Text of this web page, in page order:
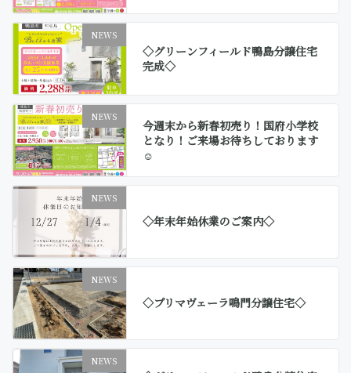
NEWS
◇グリーンフィールド鴨島分譲住宅
完成◇
NEWS
今週末から新春初売り！国府小学校
となり！ご来場お待ちしております
☺
NEWS
◇年末年始休業のご案内◇
NEWS
◇プリマヴェーラ鳴門分譲住宅◇
NEWS